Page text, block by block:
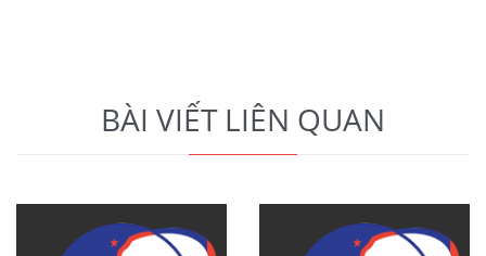
BÀI VIẾT LIÊN QUAN